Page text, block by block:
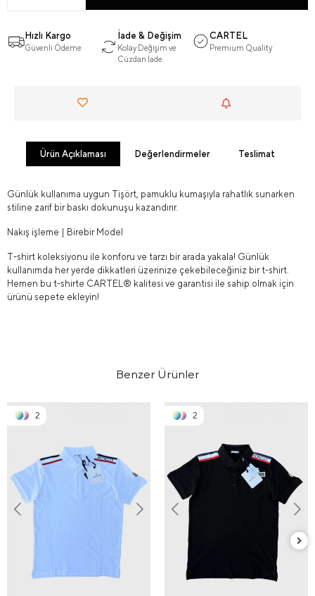
Hızlı Kargo
Güvenli Ödeme
İade & Değişim
Kolay Değişim ve
Cüzdan İade
CARTEL
Premium Quality
Ürün Açıklaması Değerlendirmeler Teslimat
Günlük kullanıma uygun Tişört, pamuklu kumaşıyla rahatlık sunarken
stiline zarif bir baskı dokunuşu kazandırır.
Nakış işleme | Birebir Model
T-shirt koleksiyonu ile konforu ve tarzı bir arada yakala! Günlük
kullanımda her yerde dikkatleri üzerinize çekebileceğiniz bir t-shirt.
Hemen bu t-shirte CARTEL® kalitesi ve garantisi ile sahip olmak için
ürünü sepete ekleyin!
Benzer Ürünler
2 2